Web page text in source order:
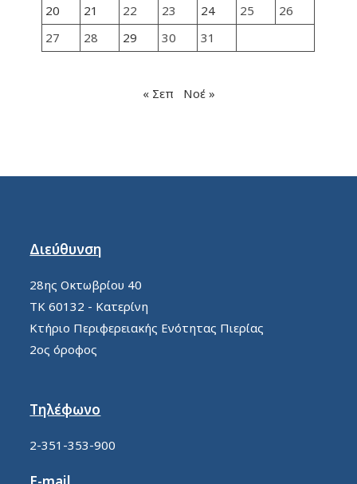
20
21 22 23 24 25
26
27
28 29 30 31
« Σεπ Νοέ »
Διεύθυνση
28ης Οκτωβρίου 40
ΤΚ 60132 - Κατερίνη
Κτήριο Περιφερειακής Ενότητας Πιερίας
2ος όροφος
Τηλέφωνο
2-351-353-900